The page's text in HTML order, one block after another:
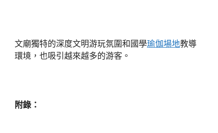
文廟獨特的深度文明游玩氛圍和國學瑜伽場地教導
環境，也吸引越來越多的游客。
附錄：